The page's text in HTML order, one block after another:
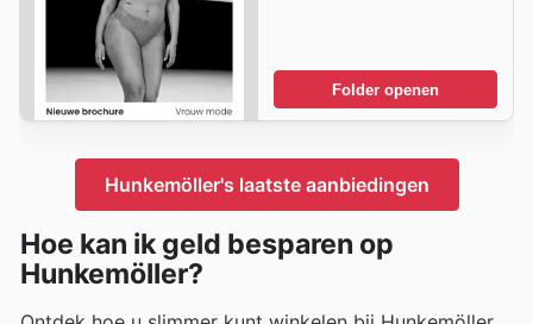
Folder openen
Hunkemöller's laatste aanbiedingen
Hoe kan ik geld besparen op
Hunkemöller?